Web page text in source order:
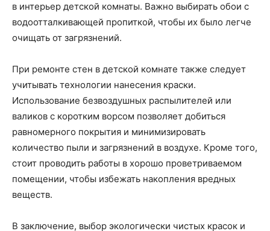
в интерьер детской комнаты. Важно выбирать обои с
водоотталкивающей пропиткой, чтобы их было легче
очищать от загрязнений.
При ремонте стен в детской комнате также следует
учитывать технологии нанесения краски.
Использование безвоздушных распылителей или
валиков с коротким ворсом позволяет добиться
равномерного покрытия и минимизировать
количество пыли и загрязнений в воздухе. Кроме того,
стоит проводить работы в хорошо проветриваемом
помещении, чтобы избежать накопления вредных
веществ.
В заключение, выбор экологически чистых красок и